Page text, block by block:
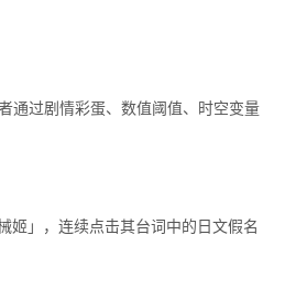
通过剧情彩蛋、数值阈值、时空变量
姬」，连续点击其台词中的日文假名